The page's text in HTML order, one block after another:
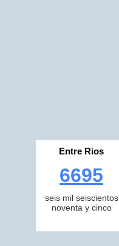
Entre Rios
6695
seis mil seiscientos
noventa y cinco